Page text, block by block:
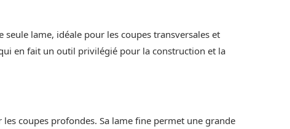
lame, idéale pour les coupes transversales et
en fait un outil privilégié pour la construction et la
coupes profondes. Sa lame fine permet une grande